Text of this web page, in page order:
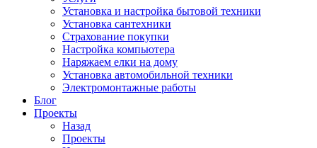
Установка и настройка бытовой техники
Установка сантехники
Страхование покупки
Настройка компьютера
Наряжаем елки на дому
Установка автомобильной техники
Электромонтажные работы
Блог
Проекты
Назад
Проекты